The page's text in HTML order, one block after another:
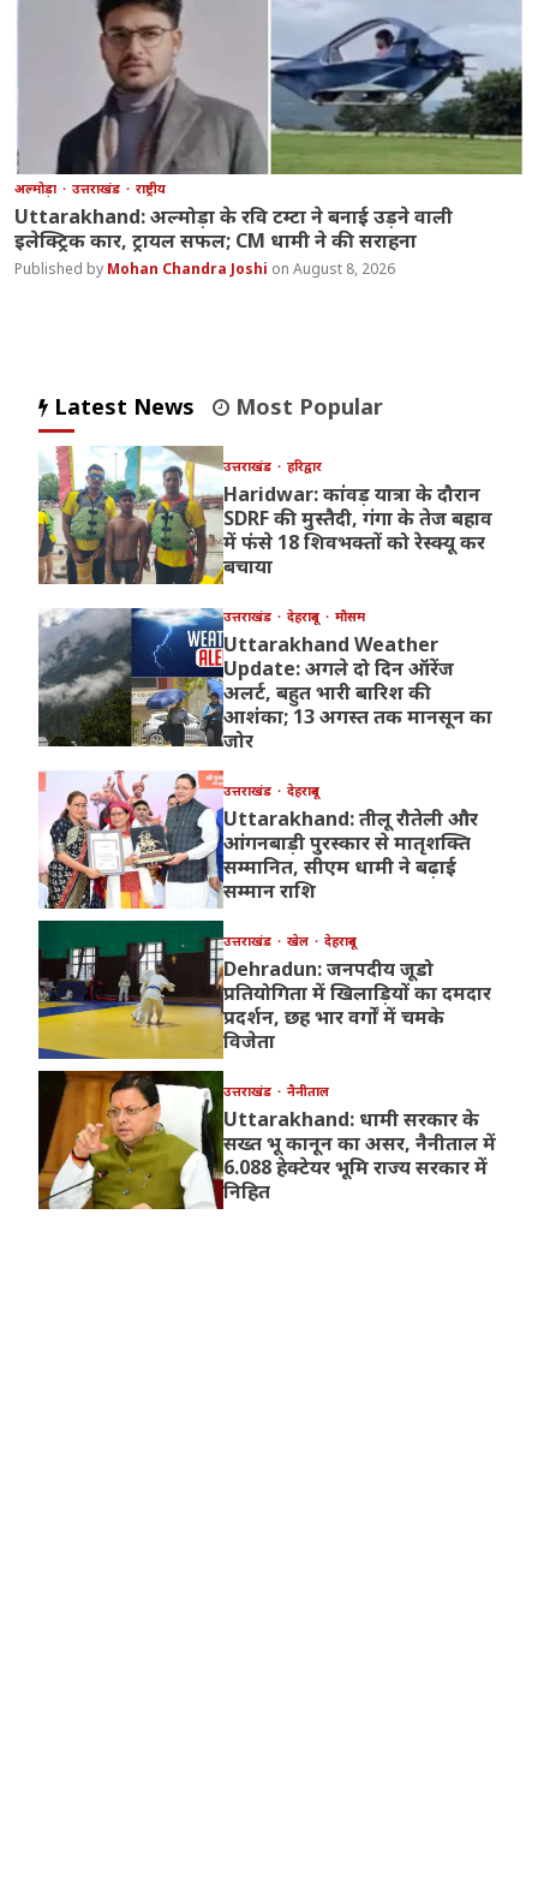
अल्मोड़ा उत्तराखंड राष्ट्रीय
Uttarakhand: अल्मोड़ा के रवि टम्टा ने बनाई उड़ने वाली
इलेक्ट्रिक कार, ट्रायल सफल; CM धामी ने की सराहना
Mohan Chandra Joshi August 8, 2026
Latest News Most Popular
उत्तराखंड हरिद्वार
Haridwar: कांवड़ यात्रा के दौरान
SDRF की मुस्तैदी, गंगा के तेज बहाव
में फंसे 18 शिवभक्तों को रेस्क्यू कर
बचाया
उत्तराखंड देहरादून मौसम
Uttarakhand Weather
Update: अगले दो दिन ऑरेंज
अलर्ट, बहुत भारी बारिश की
आशंका; 13 अगस्त तक मानसून का
जोर
उत्तराखंड देहरादून
Uttarakhand: तीलू रौतेली और
आंगनबाड़ी पुरस्कार से मातृशक्ति
सम्मानित, सीएम धामी ने बढ़ाई
सम्मान राशि
उत्तराखंड खेल देहरादून
Dehradun: जनपदीय जूडो
प्रतियोगिता में खिलाड़ियों का दमदार
प्रदर्शन, छह भार वर्गों में चमके
विजेता
उत्तराखंड नैनीताल
Uttarakhand: धामी सरकार के
सख्त भू कानून का असर, नैनीताल में
6.088 हेक्टेयर भूमि राज्य सरकार में
निहित